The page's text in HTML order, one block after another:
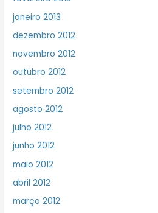
janeiro 2013
dezembro 2012
novembro 2012
outubro 2012
setembro 2012
agosto 2012
julho 2012
junho 2012
maio 2012
abril 2012
março 2012